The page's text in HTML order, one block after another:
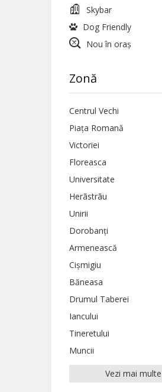
Skybar
Dog Friendly
Nou în oraș
Zonă
Centrul Vechi
Piața Romană
Victoriei
Floreasca
Universitate
Herãstrãu
Unirii
Dorobanți
Armenească
Cișmigiu
Băneasa
Drumul Taberei
Iancului
Tineretului
Muncii
Vezi mai multe